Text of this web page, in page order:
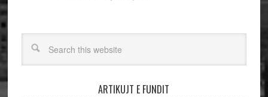
ARTIKUJT E FUNDIT